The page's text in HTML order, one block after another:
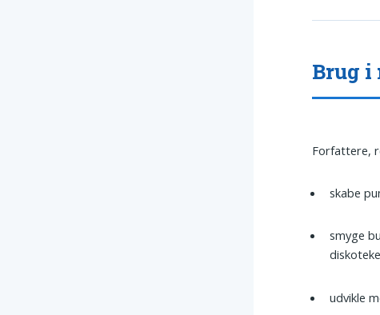
Brug
Forfattere,
skabe
smyge
udvikle